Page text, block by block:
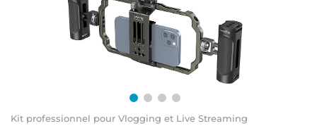
Kit professionnel pour Vlogging et Live Streaming